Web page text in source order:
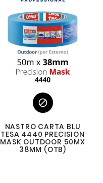

NASTRO CARTA BLU
TESA 4440 PRECISION
MASK OUTDOOR 50MX
38MM (OTB)